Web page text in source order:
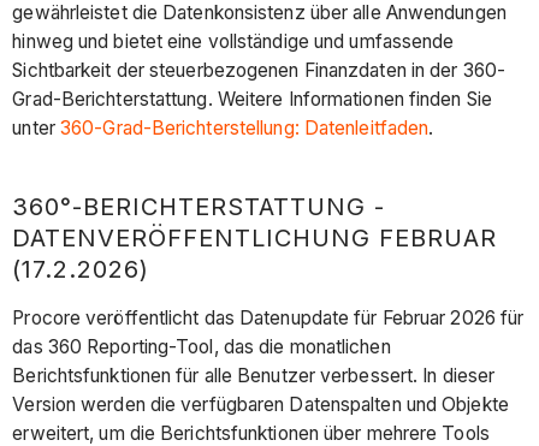
gewährleistet die Datenkonsistenz über alle Anwendungen
hinweg und bietet eine vollständige und umfassende
Sichtbarkeit der steuerbezogenen Finanzdaten in der 360-
Grad-Berichterstattung. Weitere Informationen finden Sie
unter 360-Grad-Berichterstellung: Datenleitfaden.
360°-BERICHTERSTATTUNG -
DATENVERÖFFENTLICHUNG FEBRUAR
(17.2.2026)
Procore veröffentlicht das Datenupdate für Februar 2026 für
das 360 Reporting-Tool, das die monatlichen
Berichtsfunktionen für alle Benutzer verbessert. In dieser
Version werden die verfügbaren Datenspalten und Objekte
erweitert, um die Berichtsfunktionen über mehrere Tools